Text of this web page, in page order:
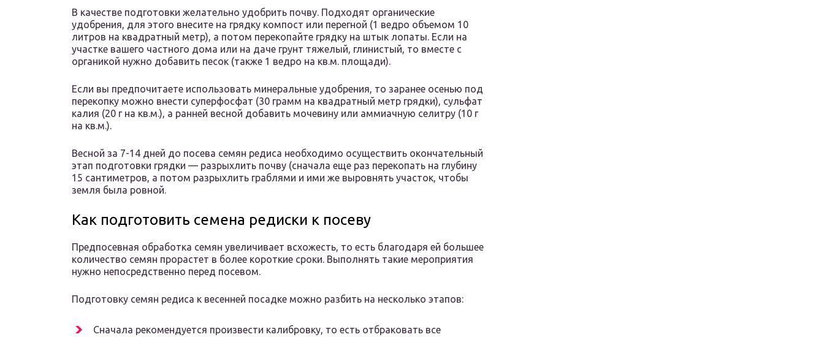
В качестве подготовки желательно удобрить почву. Подходят органические
удобрения, для этого внесите на грядку компост или перегной (1 ведро объемом 10
литров на квадратный метр), а потом перекопайте грядку на штык лопаты. Если на
участке вашего частного дома или на даче грунт тяжелый, глинистый, то вместе с
органикой нужно добавить песок (также 1 ведро на кв.м. площади).
Если вы предпочитаете использовать минеральные удобрения, то заранее осенью под
перекопку можно внести суперфосфат (30 грамм на квадратный метр грядки), сульфат
калия (20 г на кв.м.), а ранней весной добавить мочевину или аммиачную селитру (10 г
на кв.м.).
Весной за 7-14 дней до посева семян редиса необходимо осуществить окончательный
этап подготовки грядки — разрыхлить почву (сначала еще раз перекопать на глубину
15 сантиметров, а потом разрыхлить граблями и ими же выровнять участок, чтобы
земля была ровной.
Как подготовить семена редиски к посеву
Предпосевная обработка семян увеличивает всхожесть, то есть благодаря ей большее
количество семян прорастет в более короткие сроки. Выполнять такие мероприятия
нужно непосредственно перед посевом.
Подготовку семян редиса к весенней посадке можно разбить на несколько этапов:
Сначала рекомендуется произвести калибровку, то есть отбраковать все